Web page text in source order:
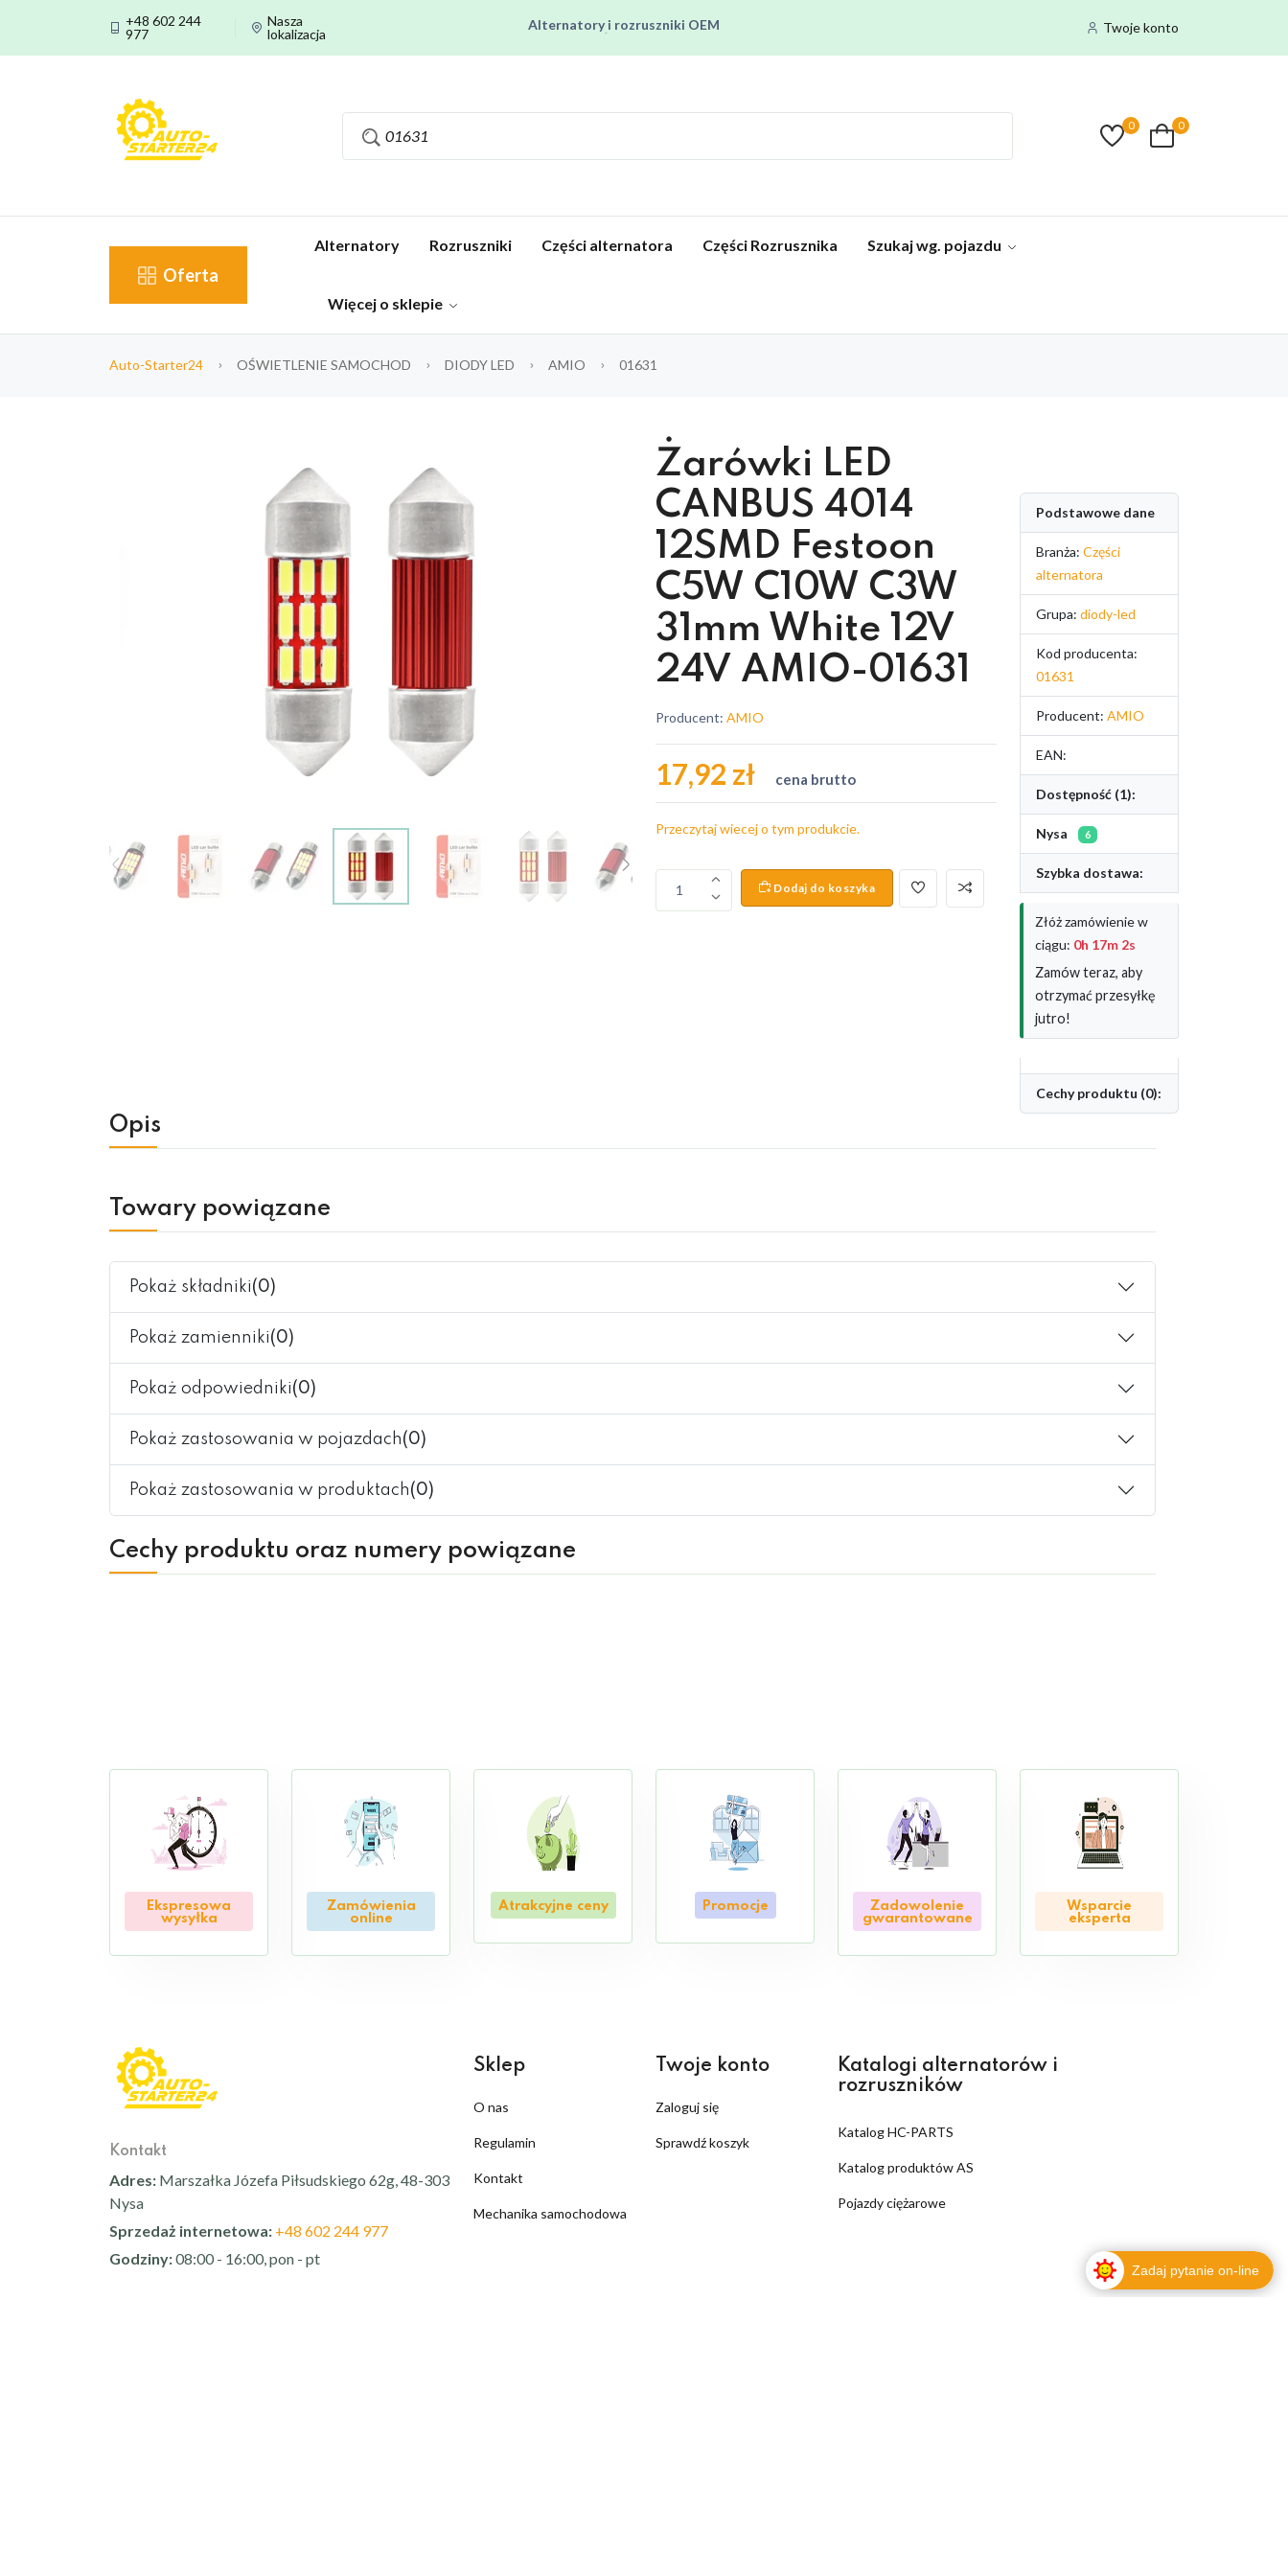
+48 602 244
977
Nasza
lokalizacja
Alternatory i rozruszniki OEM
Pracujemy od poniedziałku do piątku od 8:00 do 16:00
Twoje konto
0 0
Oferta
Alternatory Rozruszniki Części alternatora Części Rozrusznika Szukaj wg. pojazdu
Więcej o sklepie
Auto-Starter24 OŚWIETLENIE SAMOCHOD DIODY LED AMIO 01631
Żarówki LED
CANBUS 4014
12SMD Festoon
C5W C10W C3W
31mm White 12V
24V AMIO-01631
Producent: AMIO
17,92 zł cena brutto
Przeczytaj wiecej o tym produkcie.
1 Dodaj do koszyka
Podstawowe dane
Branża: Części
alternatora
Grupa: diody-led
Kod producenta:
01631
Producent: AMIO
EAN:
Dostępność (1):
Nysa 6
Szybka dostawa:
Złóż zamówienie w
ciągu: 0h 17m 2s
Zamów teraz, aby
otrzymać przesyłkę
jutro!
Cechy produktu (0):
Opis
Towary powiązane
Pokaż składniki(0)
Pokaż zamienniki(0)
Pokaż odpowiedniki(0)
Pokaż zastosowania w pojazdach(0)
Pokaż zastosowania w produktach(0)
Cechy produktu oraz numery powiązane
Ekspresowa
wysyłka
Zamówienia
online
Atrakcyjne ceny Promocje
Zadowolenie
gwarantowane
Wsparcie
eksperta
Kontakt
Adres: Marszałka Józefa Piłsudskiego 62g, 48-303
Nysa
Sprzedaż internetowa: +48 602 244 977
Godziny:08:00 - 16:00, pon - pt
Sklep
O nas
Regulamin
Kontakt
Mechanika samochodowa
Twoje konto
Zaloguj się
Sprawdź koszyk
Katalogi alternatorów i
rozruszników
Katalog HC-PARTS
Katalog produktów AS
Pojazdy ciężarowe
Zadaj pytanie on-line